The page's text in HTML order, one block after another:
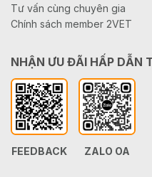
Tư vấn cùng chuyên gia
Chính sách member 2VET
NHẬN ƯU ĐÃI HẤP DẪN
FEEDBACK ZALO OA